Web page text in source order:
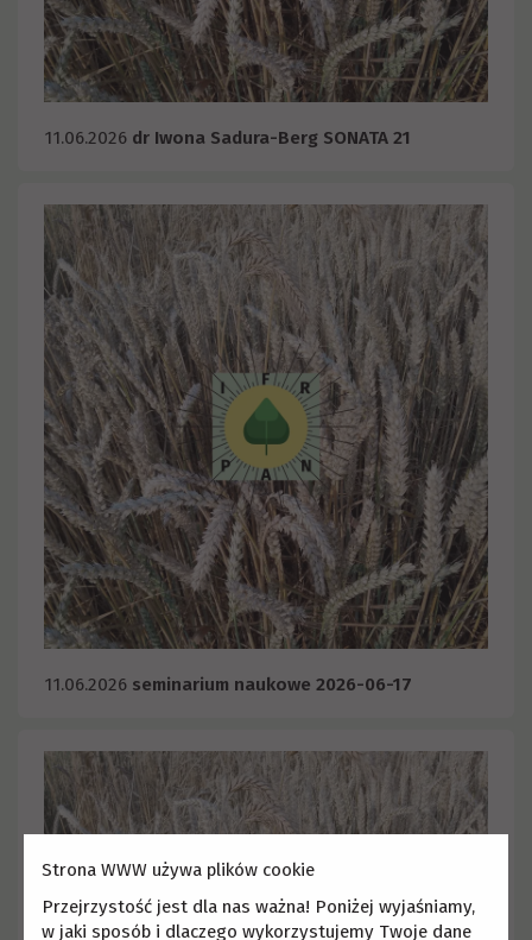
11.06.2026 dr Iwona Sadura-Berg SONATA 21
11.06.2026 seminarium naukowe 2026-06-17
Strona WWW używa plików cookie
Przejrzystość jest dla nas ważna! Poniżej wyjaśniamy,
w jaki sposób i dlaczego wykorzystujemy Twoje dane